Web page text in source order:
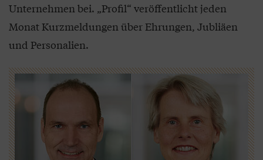
Unternehmen bei. „Profil“ veröffentlicht jeden
Monat Kurzmeldungen über Ehrungen, Jubliäen
und Personalien.